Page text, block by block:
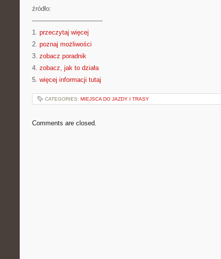
źródło:
———————————
1. przeczytaj więcej
2. poznaj możliwości
3. zobacz poradnik
4. zobacz, jak to działa
5. więcej informacji tutaj
CATEGORIES: MIEJSCA DO JAZDY I TRASY
Comments are closed.